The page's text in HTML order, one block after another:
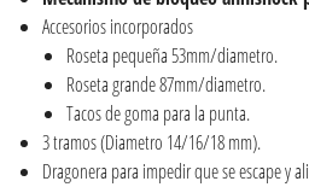
Accesorios incorporados
Roseta pequeña 53mm/diametro.
Roseta grande 87mm/diametro.
Tacos de goma para la punta.
3 tramos (Diametro 14/16/18 mm).
Dragonera para impedir que se escape y